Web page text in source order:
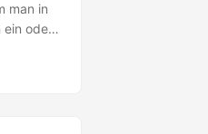
man in
oder